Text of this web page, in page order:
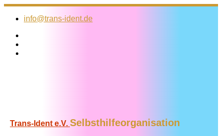
Zum
Inhalt
info@trans-ident.de
Trans-Ident e.V. Selbsthilfeorganisation